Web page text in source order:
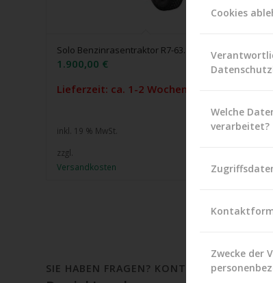
Cookies
Welche
verarbeitet?
Zwecke der
Solo Benzinrasentraktor R7-63.8 A
1.900,00 €
Lieferzeit: ca. 1-2 Wochen
inkl. 19 % MwSt.
zzgl.
Versandkosten
SIE HABEN FRAGEN? KONTAKTIEREN SIE